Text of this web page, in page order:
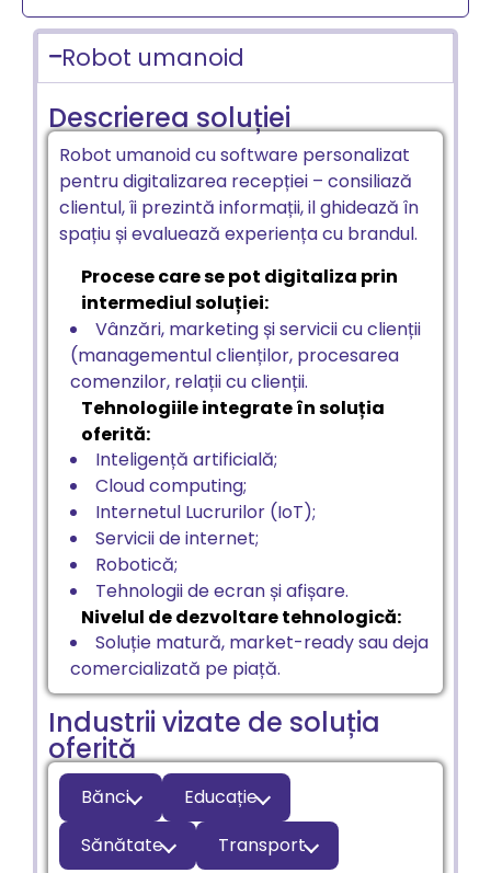
Robot umanoid
Descrierea soluției
Robot umanoid cu software personalizat
pentru digitalizarea recepției – consiliază
clientul, îi prezintă informații, il ghidează în
spațiu și evaluează experiența cu brandul.
Procese care se pot digitaliza prin
intermediul soluției:
Vânzări, marketing și servicii cu clienții
(managementul clienților, procesarea
comenzilor, relații cu clienții.
Tehnologiile integrate în soluția
oferită:
Inteligență artificială;
Cloud computing;
Internetul Lucrurilor (IoT);
Servicii de internet;
Robotică;
Tehnologii de ecran și afișare.
Nivelul de dezvoltare tehnologică:
Soluție matură, market-ready sau deja
comercializată pe piață.
Industrii vizate de soluția
oferită
Bănci
Educație
Sănătate
Transport